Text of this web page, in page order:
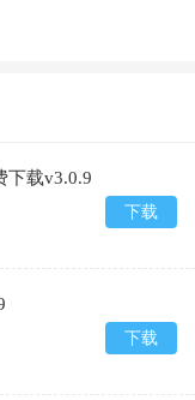
下载v3.0.9
下载
下载